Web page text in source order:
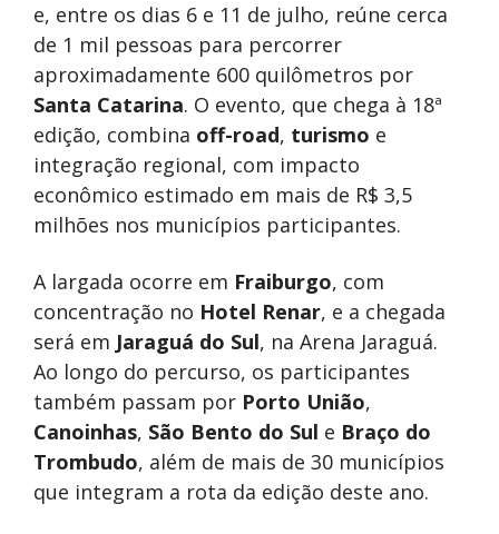
e, entre os dias 6 e 11 de julho, reúne cerca
de 1 mil pessoas para percorrer
aproximadamente 600 quilômetros por
Santa Catarina. O evento, que chega à 18ª
edição, combina off-road, turismo e
integração regional, com impacto
econômico estimado em mais de R$ 3,5
milhões nos municípios participantes.
A largada ocorre em Fraiburgo, com
concentração no Hotel Renar, e a chegada
será em Jaraguá do Sul, na Arena Jaraguá.
Ao longo do percurso, os participantes
também passam por Porto União,
Canoinhas, São Bento do Sul e Braço do
Trombudo, além de mais de 30 municípios
que integram a rota da edição deste ano.